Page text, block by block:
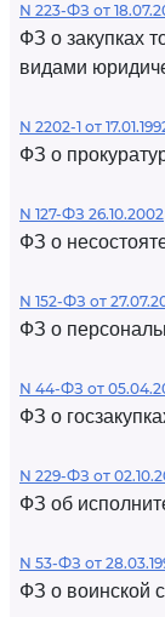
N 223-ФЗ от
ФЗ о закупках
видами
N 2202-1 от
ФЗ о
N 127-ФЗ 26.10.2002
ФЗ о
N 152-ФЗ от
ФЗ о
N 44-ФЗ от
ФЗ о
N 229-ФЗ от
ФЗ об
N 53-ФЗ от
ФЗ о воинской